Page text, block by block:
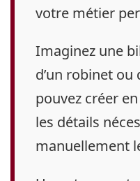
votre métier
Imaginez une
d’un robinet
pouvez créer
les détails
manuellement